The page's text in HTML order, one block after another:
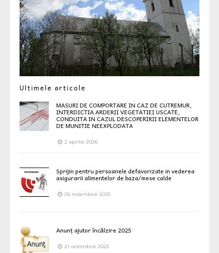
Ultimele articole
MASURI DE COMPORTARE IN CAZ DE CUTREMUR,
INTERDICTIA ARDERII VEGETATIEI USCATE,
CONDUITA IN CAZUL DESCOPERIRII ELEMENTELOR
DE MUNITIE NEEXPLODATA
2 aprilie 2026
Sprijin pentru persoanele defavorizate in vederea
asigurarii alimentelor de baza/mese calde
26 noiembrie 2025
Anunț ajutor încălzire 2025
21 octombrie 2025